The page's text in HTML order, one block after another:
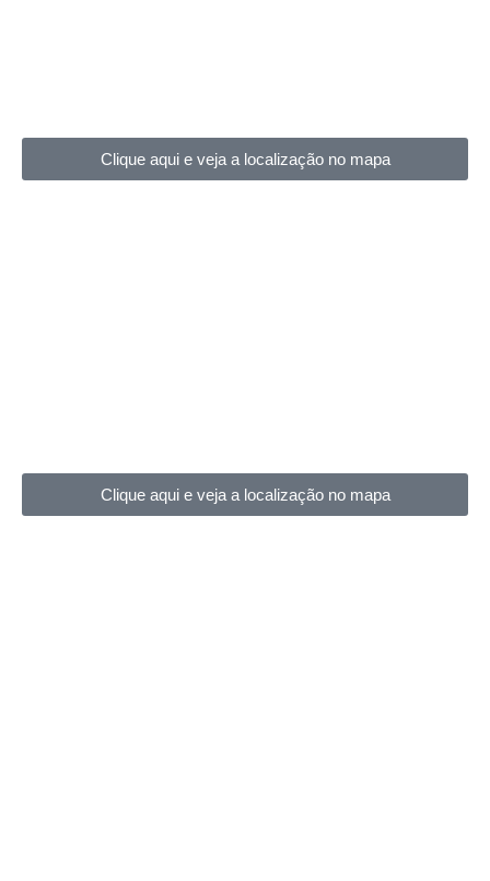
Clique aqui e veja a localização no mapa
Clique aqui e veja a localização no mapa